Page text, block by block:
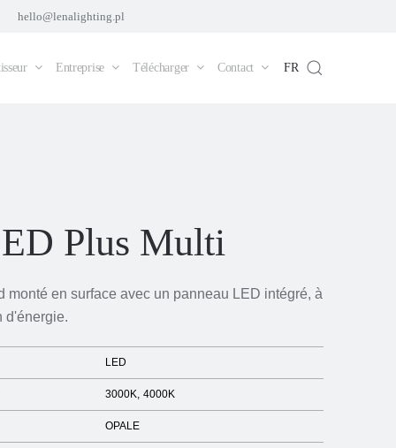
hello@lenalighting.pl
Entreprise Télécharger Contact FR
Plus Multi
monté en surface avec un panneau LED intégré, à
d'énergie.
LED
3000K 4000K
OPALE